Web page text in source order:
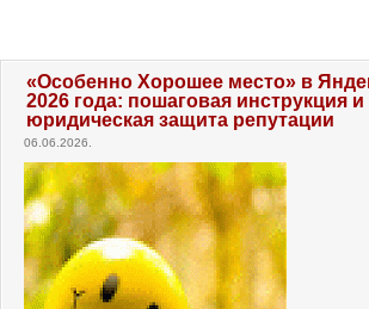
«Особенно Хорошее место» в
2026 года: пошаговая инструкция и
юридическая защита репутации
06.06.2026.